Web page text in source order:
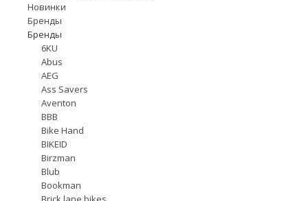
Новинки
Бренды
Бренды
6KU
Abus
AEG
Ass Savers
Aventon
BBB
Bike Hand
BIKEID
Birzman
Blub
Bookman